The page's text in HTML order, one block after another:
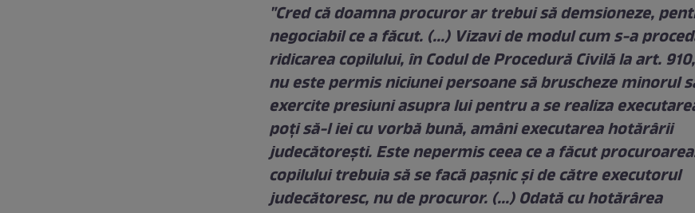
"Cred că doamna procuror ar trebui să demsioneze,
negociabil ce a făcut. (...) Vizavi de modul cum s-a
ridicarea copilului, în Codul de Procedură Civilă la art.
nu este permis niciunei persoane să bruscheze minorul
exercite presiuni asupra lui pentru a se realiza
poţi să-l iei cu vorbă bună, amâni executarea hotărârii
judecătoreşti. Este nepermis ceea ce a făcut
copilului trebuia să se facă paşnic şi de către executorul
judecătoresc, nu de procuror. (...) Odată cu hotărârea